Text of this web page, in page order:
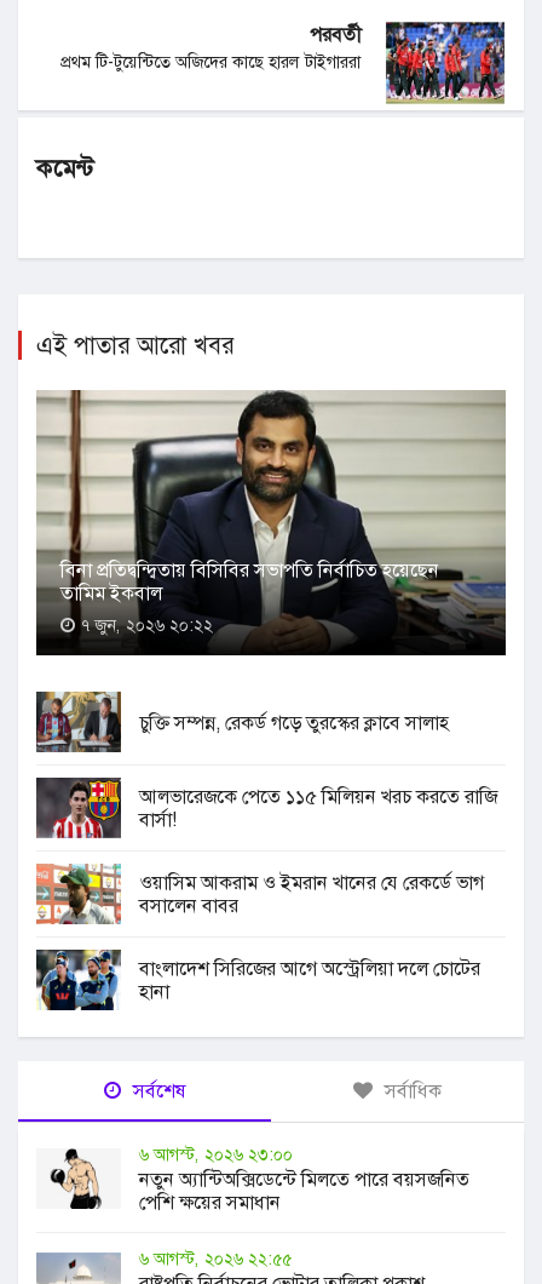
পরবর্তী
প্রথম টি-টুয়েন্টিতে অজিদের কাছে হারল টাইগাররা
কমেন্ট
এই পাতার আরো খবর
বিনা প্রতিদ্বন্দ্বিতায় বিসিবির সভাপতি নির্বাচিত হয়েছেন
তামিম ইকবাল
৭ জুন, ২০২৬ ২০:২২
চুক্তি সম্পন্ন, রেকর্ড গড়ে তুরস্কের ক্লাবে সালাহ
আলভারেজকে পেতে ১১৫ মিলিয়ন খরচ করতে রাজি
বার্সা!
ওয়াসিম আকরাম ও ইমরান খানের যে রেকর্ডে ভাগ
বসালেন বাবর
বাংলাদেশ সিরিজের আগে অস্ট্রেলিয়া দলে চোটের
হানা
সর্বশেষ সর্বাধিক
৬ আগস্ট, ২০২৬ ২৩:০০
নতুন অ্যান্টিঅক্সিডেন্টে মিলতে পারে বয়সজনিত
পেশি ক্ষয়ের সমাধান
৬ আগস্ট, ২০২৬ ২২:৫৫